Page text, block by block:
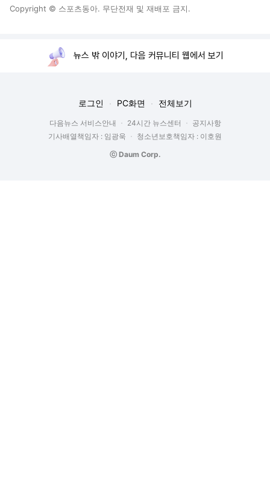
Copyright © 스포츠동아. 무단전재 및 재배포 금지.
뉴스 밖 이야기, 다음 커뮤니티 웹에서 보기
로그인 PC화면 전체보기
다음뉴스 서비스안내 24시간 뉴스센터
공지사항
기사배열책임자 : 임광욱
청소년보호책임자 : 이호원
ⓒ Daum Corp.